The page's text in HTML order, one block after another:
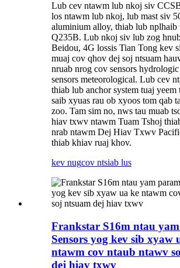
Lub cev ntawm lub nkoj siv
los ntawm lub nkoj, lub mast siv
aluminium alloy, thiab lub nplhaib
Q235B. Lub nkoj siv lub zog
Beidou, 4G lossis Tian Tong kev
muaj cov qhov dej soj ntsuam
nruab nrog cov sensors
sensors meteorological. Lub cev
thiab lub anchor system tuaj yeem
saib xyuas rau ob xyoos tom qab
zoo. Tam sim no, nws tau muab
hiav txwv ntawm Tuam Tshoj
nrab ntawm Dej Hiav Txwv
thiab khiav ruaj khov.
kev nugcov ntsiab lus
Frankstar S16m ntau
Sensors yog kev sib xyaw
ntawm cov ntaub ntawv
dej hiav txwv